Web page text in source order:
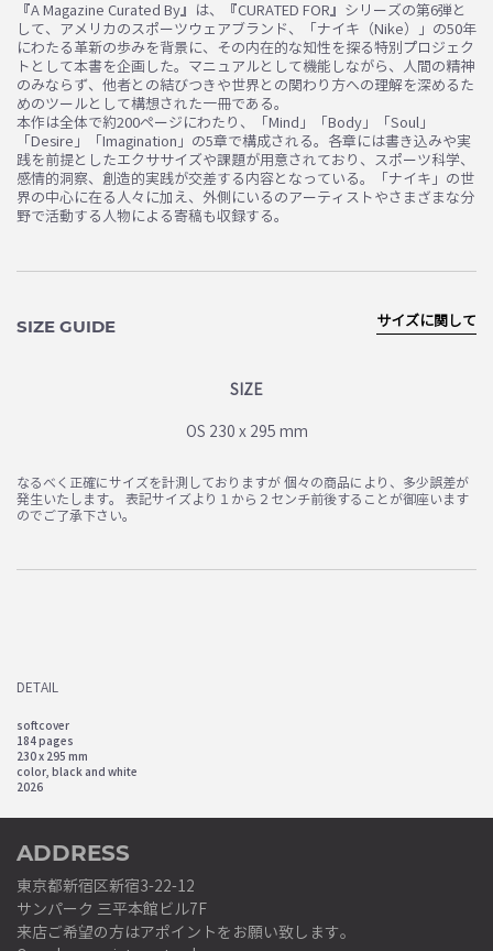
『A Magazine Curated By』は、『CURATED FOR』シリーズの第6弾と
して、アメリカのスポーツウェアブランド、「ナイキ（Nike）」の50年
にわたる革新の歩みを背景に、その内在的な知性を探る特別プロジェク
トとして本書を企画した。マニュアルとして機能しながら、人間の精神
のみならず、他者との結びつきや世界との関わり方への理解を深めるた
めのツールとして構想された一冊である。
本作は全体で約200ページにわたり、「Mind」「Body」「Soul」
「Desire」「Imagination」の5章で構成される。各章には書き込みや実
践を前提としたエクササイズや課題が用意されており、スポーツ科学、
感情的洞察、創造的実践が交差する内容となっている。「ナイキ」の世
界の中心に在る人々に加え、外側にいるのアーティストやさまざまな分
野で活動する人物による寄稿も収録する。
SIZE GUIDE
SIZE
OS 230 x 295 mm
サイズに関して
なるべく正確にサイズを計測しておりますが 個々の商品により、多少誤差が
発生いたします。 表記サイズより１から２センチ前後することが御座います
のでご了承下さい。
DETAIL
softcover
184 pages
230 x 295 mm
color, black and white
2026
ADDRESS
東京都新宿区新宿3-22-12
サンパーク 三平本館ビル7F
来店ご希望の方はアポイントをお願い致します。